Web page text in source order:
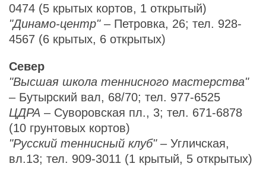
0474 (5 крытых кортов, 1 открытый)
"Динамо-центр"– Петровка, 26; тел. 928-
4567 (6 крытых, 6 открытых)
Север
"Высшая школа теннисного мастерства"
– Бутырский вал, 68/70; тел. 977-6525
ЦДРА – Суворовская пл., 3; тел. 671-6878
(10 грунтовых кортов)
"Русский теннисный клуб"– Угличская,
вл.13; тел. 909-3011 (1 крытый, 5 открытых)